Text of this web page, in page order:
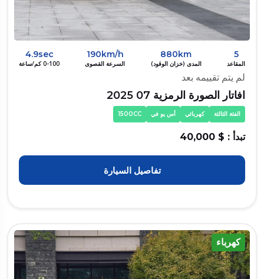
5
المقاعد
880km
المدى (خزان الوقود)
190km/h
السرعة القصوى
4.9sec
0-100 كم/ساعة
لم يتم تقييمه بعد
افاتار الصورة الرمزية 07 2025
الفئة الثالثة كهربائي أس يو في 1500CC
تبدأ : $ 40,000
تفاصيل السيارة
كهرباء